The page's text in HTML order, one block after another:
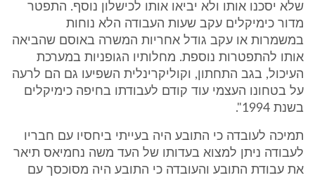
שלא יסכנו אותו ולא יביאו אותו לכישלון נוסף. התפטר
מדור כימיקלים עקב שעות העבודה הלא נוחות
במשמרות או עקב גודל אחריות המשרה באוסם שהביאה
אותו להתפטרות נוספת. מחלותיו הגופניות במערכת
העיכול, בגב התחתון, וקוליקרינלית השפיעו גם הם לרעה
על בטחונו העצמי עוד קודם לעבודתו בחיפה כימיקלים
בשנת 1994".
תמיכה לעובדה כי התובע היה בעייתי ביחסיו עם חבריו
לעבודה ניתן למצוא בעדותו של העד משה נחמיאס תיאר
את עבודת התובע והעובדה כי התובע היה מסוכסך עם